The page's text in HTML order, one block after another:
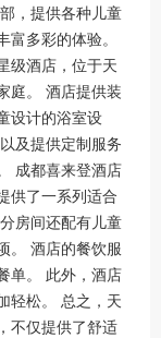
，提供各种儿童
多彩的体验。
级酒店，位于天
庭。 酒店提供装
设计的浴室设
及提供定制服务
成都喜来登酒店
供了一系列适合
房间还配有儿童
。 酒店的餐饮服
单。 此外，酒店
轻松。 总之，天
不仅提供了舒适